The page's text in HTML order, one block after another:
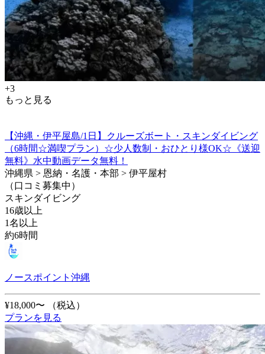
+3
もっと見る
【沖縄・伊平屋島/1日】クルーズボート・スキンダイビング
（6時間☆満喫プラン）☆少人数制・おひとり様OK☆《送迎
無料》水中動画データ無料！
沖縄県 > 恩納・名護・本部 > 伊平屋村
（口コミ募集中）
スキンダイビング
16歳以上
1名以上
約6時間
ノースポイント沖縄
¥18,000〜
（税込）
プランを見る